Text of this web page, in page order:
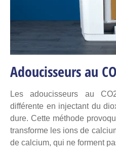
Adoucisseurs au
Les adoucisseurs au
différente en injectant du
dure. Cette méthode
transforme les ions de
de calcium, qui ne forment